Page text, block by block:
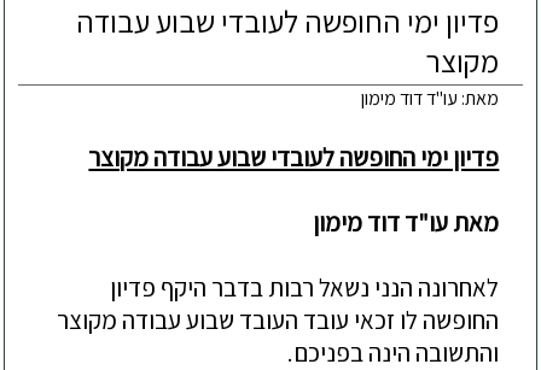
פדיון ימי החופשה לעובדי שבוע עבודה
מקוצר
מאת: עו"ד דוד מימון
פדיון ימי החופשה לעובדי שבוע עבודה מקוצר
מאת עו"ד דוד מימון
לאחרונה הנני נשאל רבות בדבר היקף פדיון
החופשה לו זכאי עובד העובד שבוע עבודה מקוצר
והתשובה הינה בפניכם.